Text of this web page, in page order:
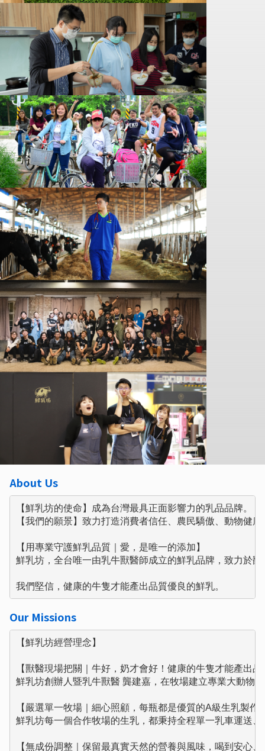
About Us
【鮮乳坊的使命】成為台灣最具正面影響力的乳品品牌。
【我們的願景】致力打造消費者信任、農民驕傲、動物健
【用專業守護鮮乳品質｜愛，是唯一的添加】
鮮乳坊，全台唯一由乳牛獸醫師成立的鮮乳品牌，致力於
我們堅信，健康的牛隻才能產出品質優良的鮮乳。
Our Missions
【鮮乳坊經營理念】
【獸醫現場把關｜牛好，奶才會好！健康的牛隻才能產出
鮮乳坊創辦人暨乳牛獸醫 龔建嘉，在牧場建立專業大動物
【嚴選單一牧場｜細心照顧，每瓶都是優質的A級生乳製作
鮮乳坊每一個合作牧場的生乳，都秉持全程單一乳車運送
【無成份調整｜保留最真實天然的營養與風味，喝到安心